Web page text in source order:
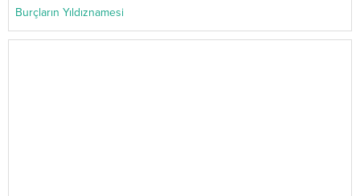
Burçların Yıldıznamesi